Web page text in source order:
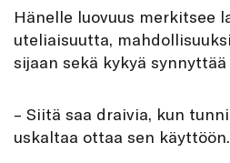
Hänelle luovuus merkitsee
uteliaisuutta,
sijaan sekä kykyä
– Siitä saa draivia, kun
uskaltaa ottaa sen käyttöön.